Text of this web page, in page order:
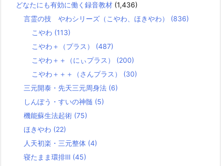
どなたにも有効に働く録音教材 (1,436)
言霊の技 やわシリーズ（こやわ、ほきやわ） (836)
こやわ (113)
こやわ＋（プラス） (487)
こやわ＋＋（にぃプラス） (200)
こやわ＋＋＋（さんプラス） (30)
三元開泰・先天三元周身法 (6)
しんぽう・すいの神髄 (5)
機能蘇生法起術 (75)
ほきやわ (22)
人天初楽・三元整体 (4)
寝たまま環排Ⅲ (45)